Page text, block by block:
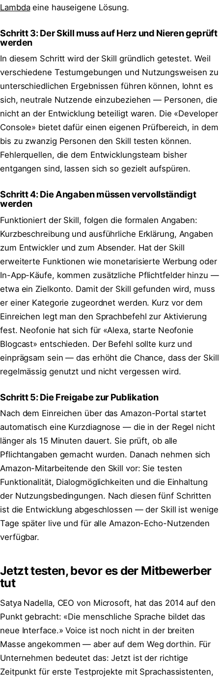
Lambdaeine hauseigene Lösung.
Schritt 3: Der Skill muss auf Herz und Nieren geprüft
werden
In diesem Schritt wird der Skill gründlich getestet. Weil
verschiedene Testumgebungen und Nutzungsweisen zu
unterschiedlichen Ergebnissen führen können, lohnt es
sich, neutrale Nutzende einzubeziehen — Personen, die
nicht an der Entwicklung beteiligt waren. Die «Developer
Console» bietet dafür einen eigenen Prüfbereich, in dem
bis zu zwanzig Personen den Skill testen können.
Fehlerquellen, die dem Entwicklungsteam bisher
entgangen sind, lassen sich so gezielt aufspüren.
Schritt 4: Die Angaben müssen vervollständigt
werden
Funktioniert der Skill, folgen die formalen Angaben:
Kurzbeschreibung und ausführliche Erklärung, Angaben
zum Entwickler und zum Absender. Hat der Skill
erweiterte Funktionen wie monetarisierte Werbung oder
In-App-Käufe, kommen zusätzliche Pflichtfelder hinzu —
etwa ein Zielkonto. Damit der Skill gefunden wird, muss
er einer Kategorie zugeordnet werden. Kurz vor dem
Einreichen legt man den Sprachbefehl zur Aktivierung
fest. Neofonie hat sich für «Alexa, starte Neofonie
Blogcast» entschieden. Der Befehl sollte kurz und
einprägsam sein — das erhöht die Chance, dass der Skill
regelmässig genutzt und nicht vergessen wird.
Schritt 5: Die Freigabe zur Publikation
Nach dem Einreichen über das Amazon-Portal startet
automatisch eine Kurzdiagnose — die in der Regel nicht
länger als 15 Minuten dauert. Sie prüft, ob alle
Pflichtangaben gemacht wurden. Danach nehmen sich
Amazon-Mitarbeitende den Skill vor: Sie testen
Funktionalität, Dialogmöglichkeiten und die Einhaltung
der Nutzungsbedingungen. Nach diesen fünf Schritten
ist die Entwicklung abgeschlossen — der Skill ist wenige
Tage später live und für alle Amazon-Echo-Nutzenden
verfügbar.
Jetzt testen, bevor es der Mitbewerber
tut
Satya Nadella, CEO von Microsoft, hat das 2014 auf den
Punkt gebracht: «Die menschliche Sprache bildet das
neue Interface.» Voice ist noch nicht in der breiten
Masse angekommen — aber auf dem Weg dorthin. Für
Unternehmen bedeutet das: Jetzt ist der richtige
Zeitpunkt für erste Testprojekte mit Sprachassistenten,